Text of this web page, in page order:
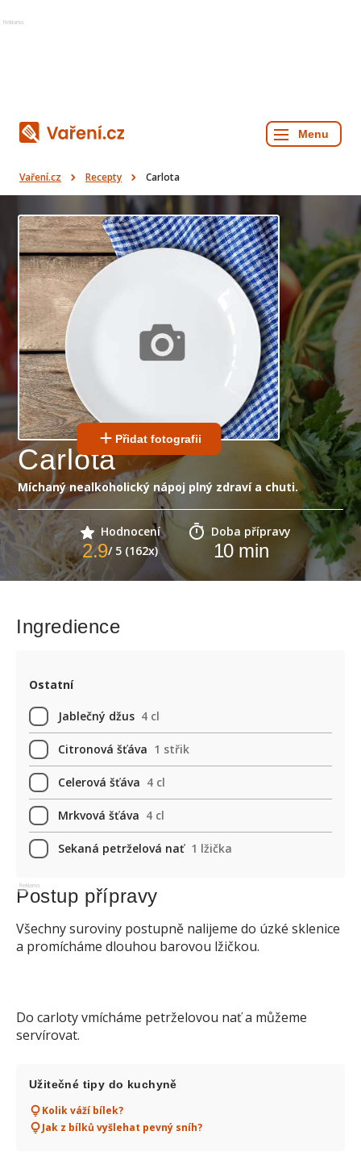
Reklama
Vaření.cz Recepty Carlota
Přidat fotografii
Carlota
Míchaný nealkoholický nápoj plný zdraví a chuti.
Hodnocení
2.9/ 5 (162x)
Doba přípravy
10min
Ingredience
Ostatní
Jablečný džus 4 cl
Citronová šťáva 1 střik
Celerová šťáva 4 cl
Mrkvová šťáva 4 cl
Sekaná petrželová nať 1 lžička
Reklama
Postup přípravy
Všechny suroviny postupně nalijeme do úzké sklenice
a promícháme dlouhou barovou lžičkou.
Do carloty vmícháme petrželovou nať a můžeme
servírovat.
Užitečné tipy do kuchyně
Kolik váží bílek?
Jak z bílků vyšlehat pevný sníh?